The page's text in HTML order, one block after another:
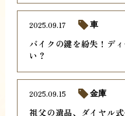
バイクの鍵を紛失！デ
い？
2025.09.17 車
祖父の遺品、ダイヤル
2025.09.15 金庫